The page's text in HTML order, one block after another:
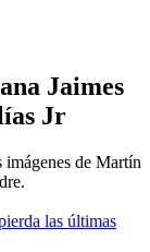
Jaimes
Jr
imágenes de Martín
las últimas